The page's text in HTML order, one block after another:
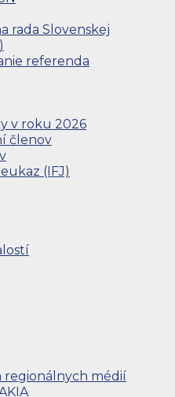
rada Slovenskej
referenda
v roku 2026
členov
(IFJ)
regionálnych médií